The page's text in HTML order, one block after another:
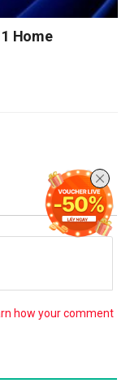
Home
how your comment